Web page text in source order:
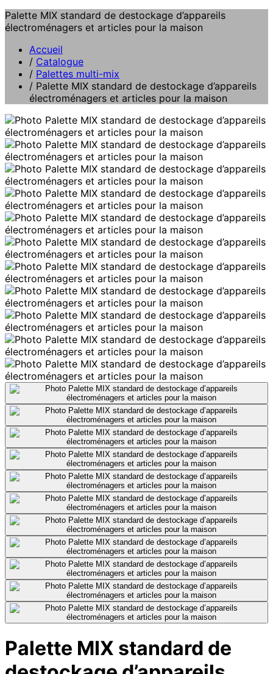
Palette MIX standard de destockage d’appareils
électroménagers et articles pour la maison
Accueil
/ Catalogue
/ Palettes multi-mix
/ Palette MIX standard de destockage d’appareils
électroménagers et articles pour la maison
Palette MIX standard de